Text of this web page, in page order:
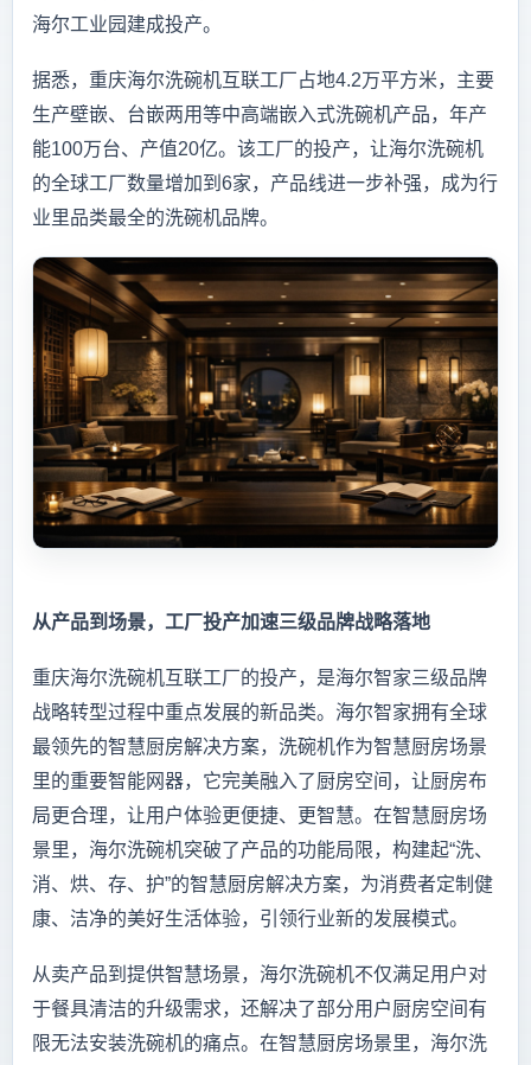
海尔工业园建成投产。
据悉，重庆海尔洗碗机互联工厂占地4.2万平方米，主要
生产壁嵌、台嵌两用等中高端嵌入式洗碗机产品，年产
能100万台、产值20亿。该工厂的投产，让海尔洗碗机
的全球工厂数量增加到6家，产品线进一步补强，成为行
业里品类最全的洗碗机品牌。
从产品到场景，工厂投产加速三级品牌战略落地
重庆海尔洗碗机互联工厂的投产，是海尔智家三级品牌
战略转型过程中重点发展的新品类。海尔智家拥有全球
最领先的智慧厨房解决方案，洗碗机作为智慧厨房场景
里的重要智能网器，它完美融入了厨房空间，让厨房布
局更合理，让用户体验更便捷、更智慧。在智慧厨房场
景里，海尔洗碗机突破了产品的功能局限，构建起“洗、
消、烘、存、护”的智慧厨房解决方案，为消费者定制健
康、洁净的美好生活体验，引领行业新的发展模式。
从卖产品到提供智慧场景，海尔洗碗机不仅满足用户对
于餐具清洁的升级需求，还解决了部分用户厨房空间有
限无法安装洗碗机的痛点。在智慧厨房场景里，海尔洗